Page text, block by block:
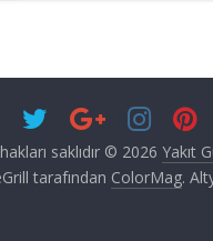
saklıdır © 2026 Yakıt
tarafından ColorMag.